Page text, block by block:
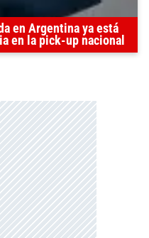
en Argentina ya está
en la pick-up nacional